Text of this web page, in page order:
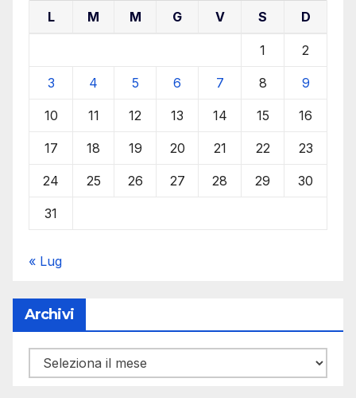
L M M G V S D
1 2
3 4 5 6 7 8 9
10 11 12 13 14 15 16
17 18 19 20 21 22 23
24 25 26 27 28 29 30
31
« Lug
Archivi
Archivi